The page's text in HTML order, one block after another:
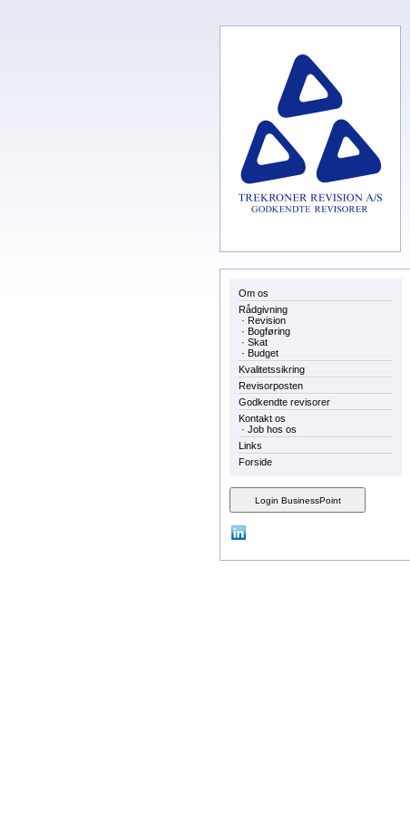
Om os
Rådgivning
· Revision
· Bogføring
· Skat
· Budget
Kvalitetssikring
Revisorposten
Godkendte revisorer
Kontakt os
· Job hos os
Links
Forside